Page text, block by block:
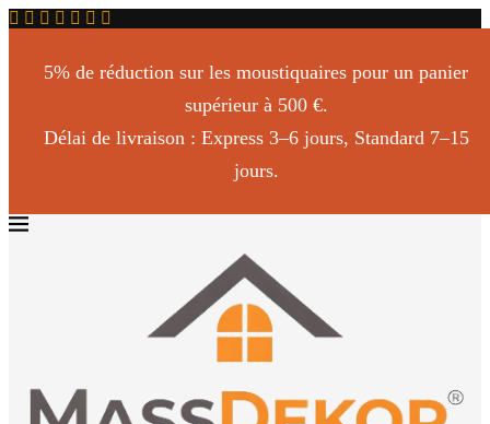
5% de réduction sur les moustiquaires pour un panier
supérieur à 500 €.
Délai de livraison : Express 3–6 jours, Standard 7–15
jours.